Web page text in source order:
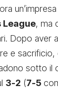
League, ma
Dopo aver
e sacrificio,
sotto il
3-2 (7-5